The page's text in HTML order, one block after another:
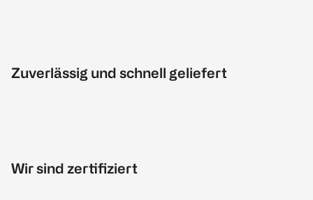
Zuverlässig und schnell geliefert
Wir sind zertifiziert